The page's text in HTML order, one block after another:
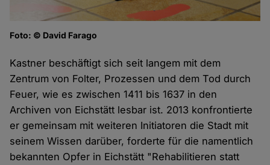
Foto: © David Farago
Kastner beschäftigt sich seit langem mit dem
Zentrum von Folter, Prozessen und dem Tod durch
Feuer, wie es zwischen 1411 bis 1637 in den
Archiven von Eichstätt lesbar ist. 2013 konfrontierte
er gemeinsam mit weiteren Initiatoren die Stadt mit
seinem Wissen darüber, forderte für die namentlich
bekannten Opfer in Eichstätt "Rehabilitieren statt